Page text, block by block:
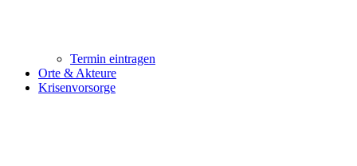
Termin eintragen
Orte & Akteure
Krisenvorsorge